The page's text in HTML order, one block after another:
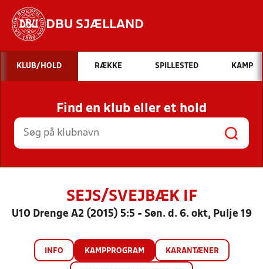
DBU SJÆLLAND
Hvad vil du søge efter?
INDHOLD OG NYHEDER
STILLINGER, RESULTATER, KLUBBER OG
HOLD
KLUB/HOLD RÆKKE SPILLESTED KAMP
Find en klub eller et hold
SEJS/SVEJBÆK IF
U10 Drenge A2 (2015) 5:5 - Søn. d. 6. okt, Pulje 19
INFO KAMPPROGRAM KARANTÆNER